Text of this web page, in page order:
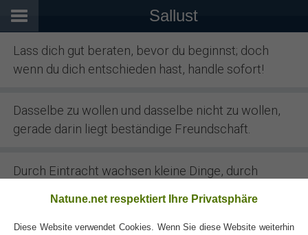
Sallust
Lass dich gut beraten, bevor du beginnst; doch
wenn du dich entschieden hast, handle sofort!
Dasselbe zu wollen und dasselbe nicht zu wollen,
gerade darin liegt beständige Freundschaft.
Durch Eintracht wachsen kleine Dinge, durch
Natune.net respektiert Ihre Privatsphäre
Diese Website verwendet Cookies. Wenn Sie diese Website weiterhin